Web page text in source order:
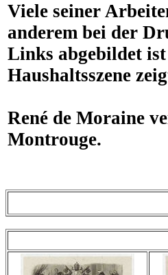
Viele seiner
anderem bei der
Links abgebildet
Haushaltsszene
René de Moraine
Montrouge.